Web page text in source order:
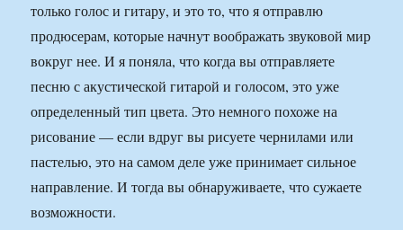
только голос и гитару, и это то, что я отправлю
продюсерам, которые начнут воображать звуковой мир
вокруг нее. И я поняла, что когда вы отправляете
песню с акустической гитарой и голосом, это уже
определенный тип цвета. Это немного похоже на
рисование — если вдруг вы рисуете чернилами или
пастелью, это на самом деле уже принимает сильное
направление. И тогда вы обнаруживаете, что сужаете
возможности.